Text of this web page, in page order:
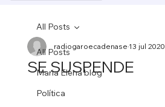
All Posts
Maria Elena blog
Política
All Posts
SE SUSPENDE
radiogaroecadenase13 jul 2020